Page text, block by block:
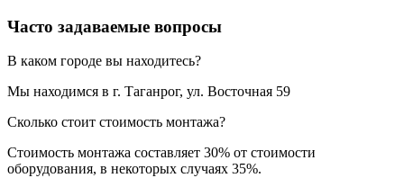
Часто задаваемые вопросы
В каком городе вы находитесь?
Мы находимся в г. Таганрог, ул. Восточная 59
Сколько стоит стоимость монтажа?
Стоимость монтажа составляет 30% от стоимости
оборудования, в некоторых случаях 35%.